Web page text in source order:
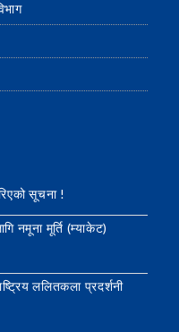
सूचना !
नमूना मूर्ति (म्याकेट)
ललितकला प्रदर्शनी